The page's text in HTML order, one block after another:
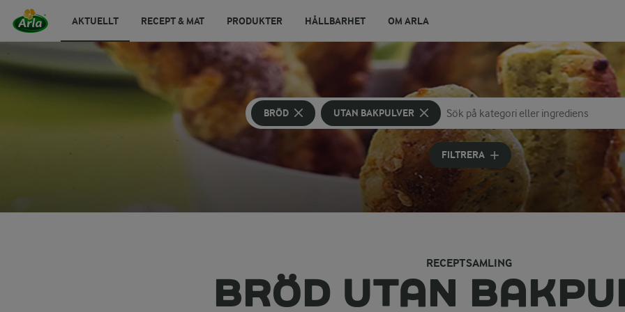
AKTUELLT RECEPT & MAT PRODUKTER HÅLLBARHET OM ARLA
BRÖD UTAN BAKPULVER
Sök på kategori eller ingrediens
Skriv in sökord för att få förslag
FILTRERA
RECEPTSAMLING
BRÖD UTAN